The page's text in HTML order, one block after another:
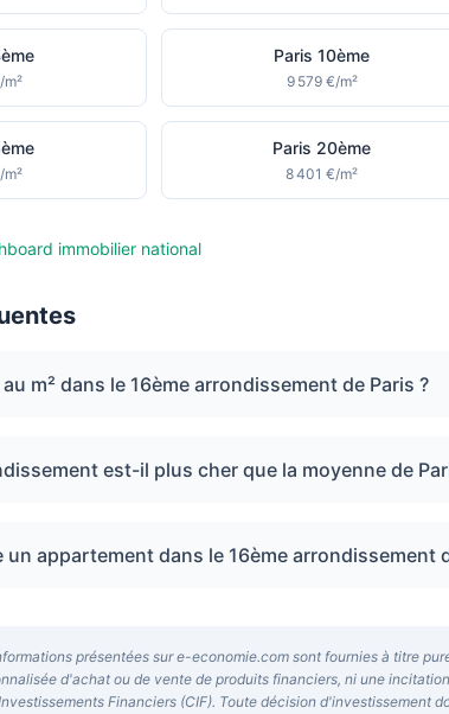
Paris 10ème
9 579 €/m²
Paris 20ème
8 401 €/m²
immobilier national
m² dans le 16ème arrondissement de Paris ?
est-il plus cher que la moyenne de
un appartement dans le 16ème arrondissement
présentées sur e-economie.com sont fournies à titre
d'achat ou de vente de produits financiers, ni une
Financiers (CIF). Toute décision